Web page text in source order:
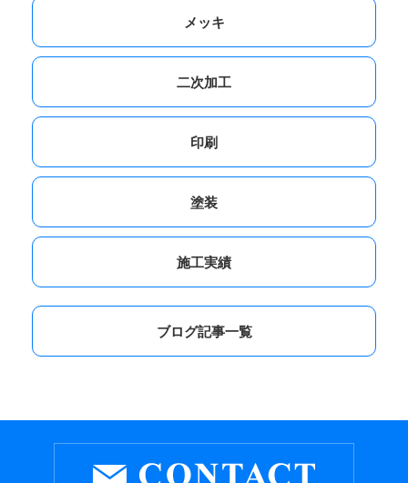
メッキ
二次加工
印刷
塗装
施工実績
ブログ記事一覧